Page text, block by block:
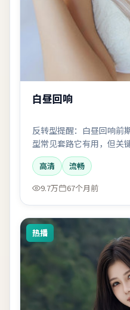
白昼回响
反转型提醒：白昼回响前
型常见套路它有用，但关
高清
流畅
9.7万
67个月前
热播